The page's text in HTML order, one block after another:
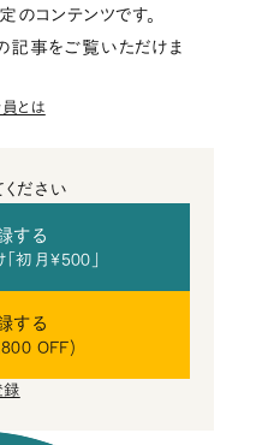
のコンテンツです。
記事をご覧いただけま
とは
ださい
する
初月¥500」
する
OFF)
録